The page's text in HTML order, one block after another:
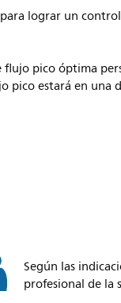
lograr un
flujo pico óptima
estará en una
Según las
profesional de la